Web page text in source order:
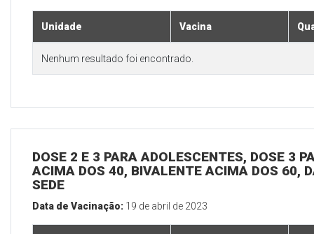
Unidade Vacina
Nenhum resultado foi encontrado.
DOSE 2 E 3 PARA ADOLESCENTES, DOSE 3
ACIMA DOS 40, BIVALENTE ACIMA DOS 60,
SEDE
Data de Vacinação: 19 de abril de 2023